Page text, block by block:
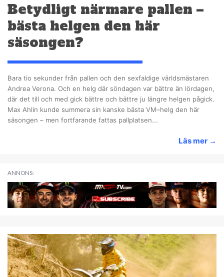
Betydligt närmare pallen –
bästa helgen den här
säsongen?
Bara tio sekunder från pallen och den sexfaldige världsmästaren
Andrea Verona. Och en helg där söndagen var bättre än lördagen,
där det till och med gick bättre och bättre ju längre helgen pågick.
Max Ahlin kunde summera sin kanske bästa VM–helg den här
säsongen – men fortfarande fattas pallplatsen...
Läs mer →
ANNONS: